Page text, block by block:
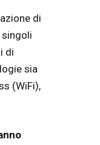
di
di
sia
(WiFi),